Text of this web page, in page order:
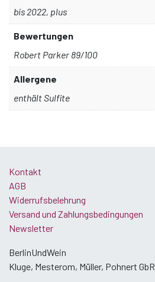
bis 2022, plus
Bewertungen
Robert Parker 89/100
Allergene
enthält Sulfite
Kontakt
AGB
Widerrufsbelehrung
Versand und Zahlungsbedingungen
Newsletter
BerlinUndWein
Kluge, Mesterom, Müller, Pohnert GbR